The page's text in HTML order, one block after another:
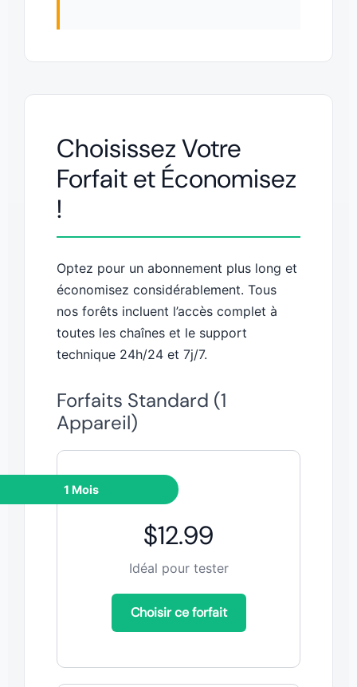
Choisissez Votre
Forfait et Économisez
!
Optez pour un abonnement plus long et
économisez considérablement. Tous
nos forêts incluent l’accès complet à
toutes les chaînes et le support
technique 24h/24 et 7j/7.
Forfaits Standard (1
Appareil)
1 Mois
$12.99
Idéal pour tester
Choisir ce forfait